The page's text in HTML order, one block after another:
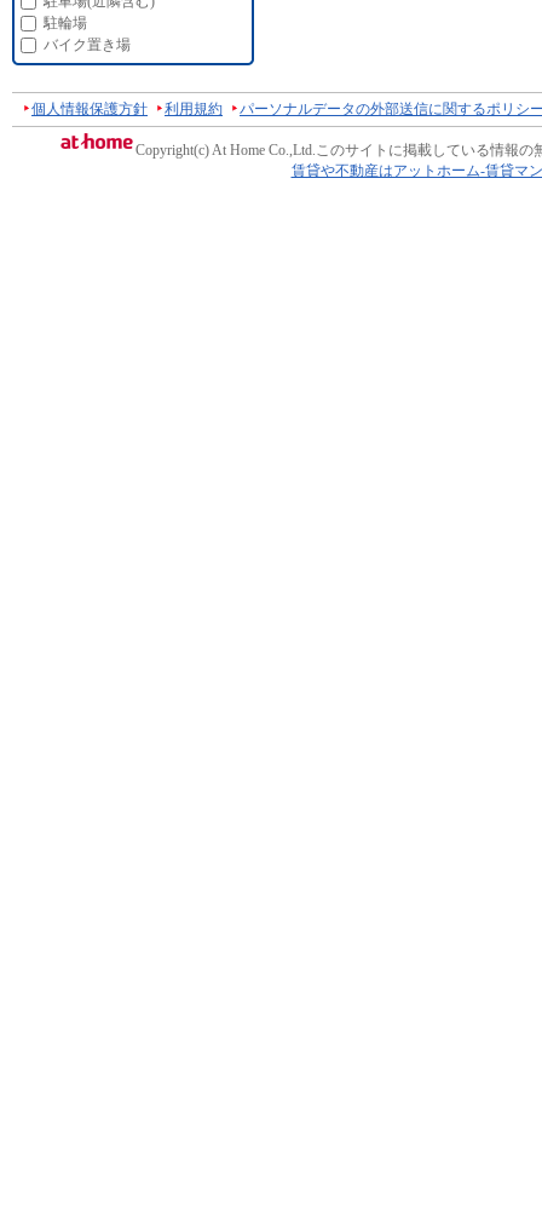
駐輪場
バイク置き場
個人情報保護方針 利用規約 パーソナルデータの外部送信に関するポリシ
Copyright(c) At Home Co.,Ltd.このサイトに掲載している情報の
賃貸や不動産はアットホーム-賃貸マ